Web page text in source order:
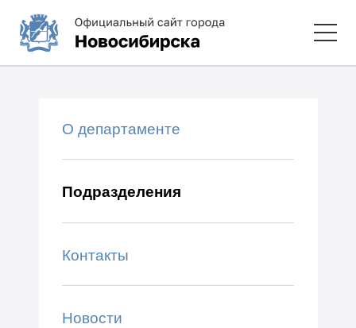
О департаменте
Подразделения
Контакты
Новости